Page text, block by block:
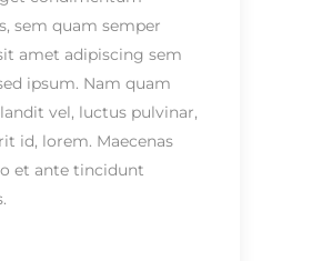
sem quam semper
amet adipiscing sem
ipsum. Nam quam
vel, luctus pulvinar,
id, lorem. Maecenas
et ante tincidunt